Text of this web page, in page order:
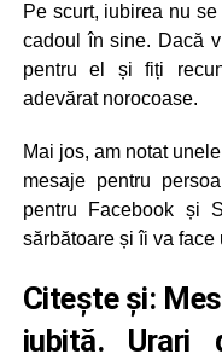
Pe scurt, iubirea nu
cadoul în sine. Dacă
pentru el și fiți
adevărat norocoase.
Mai jos, am notat
mesaje pentru
pentru Facebook și
sărbătoare și îi va
Citește și:
iubită. Urari